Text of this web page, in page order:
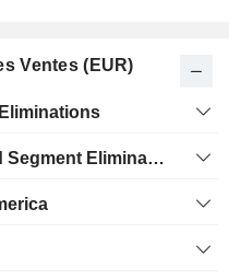
Ventes (EUR)
Remaining Operators and Segment Eliminations